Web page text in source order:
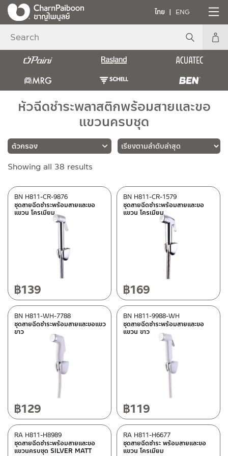
ไทย ENG
หัวฉีดชำระพลาสติกพร้อมสายและขอ
แขวนครบชุด
แบรนด์
RASLAND
(27)
BEN(11)
ดูรายละเอียดวัสดุแยกชิ้น ในรายละเอียดวัสดุ
พลาสติก ABS
สี
SILVER MATT
โครเมียมเงา
(10)
หมวดสินค้า
BEN-fittings(11)
Showing all 38 results
latest
ชุดสายฉีดชำระพร้อมสายและขอ
แขวน โครเมียม
BN H811-CR-9876
฿139
ชุดสายฉีดชำระพร้อมสายและขอ
แขวน โครเมียม
BN H811-CR-1579
฿169
ชุดสายฉีดชำระพร้อมสายและขอแขว
ขาว
BN H811-WH-7788
฿129
ชุดสายฉีดชำระพร้อมสายและขอ
แขวน ขาว
BN H811-9988-WH
฿119
ชุดสายฉีดชำระพร้อมสายและขอ
แขวนครบชุด SILVER MATT
RA H811-H8989
ชุดสายฉีดชำระ พร้อมสายและขอ
แขวน โครเมียม
RA H811-H6677